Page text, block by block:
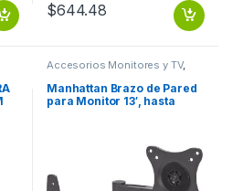
$644.48
Accesorios Monitores y TV,
Manhattan Brazo de Pared
para Monitor 13′, hasta